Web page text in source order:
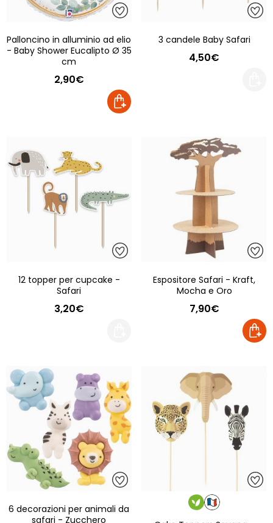
Palloncino in alluminio ad elio
- Baby Shower Eucalipto Ø 35
cm
2,90€
3 candele Baby Safari
4,50€
12 topper per cupcake -
Safari
3,20€
Espositore Safari - Kraft,
Mocha e Oro
7,90€
6 decorazioni per animali da
safari - Zucchero